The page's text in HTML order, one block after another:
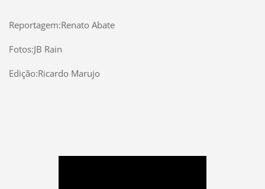
Reportagem:Renato Abate
Fotos:JB Rain
Edição:Ricardo Marujo